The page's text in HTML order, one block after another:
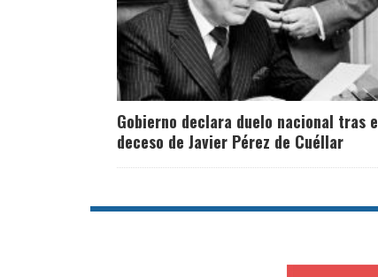
Gobierno declara duelo nacional tras
deceso de Javier Pérez de Cuéllar